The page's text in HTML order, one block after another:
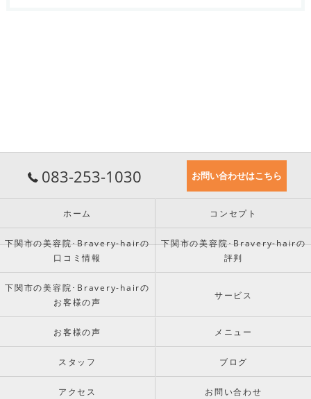
083-253-1030 お問い合わせはこちら
ホーム コンセプト
下関市の美容院･Bravery-hairの
口コミ情報
下関市の美容院･Bravery-hairの
評判
下関市の美容院･Bravery-hairの
お客様の声
サービス
お客様の声 メニュー
スタッフ ブログ
アクセス お問い合わせ